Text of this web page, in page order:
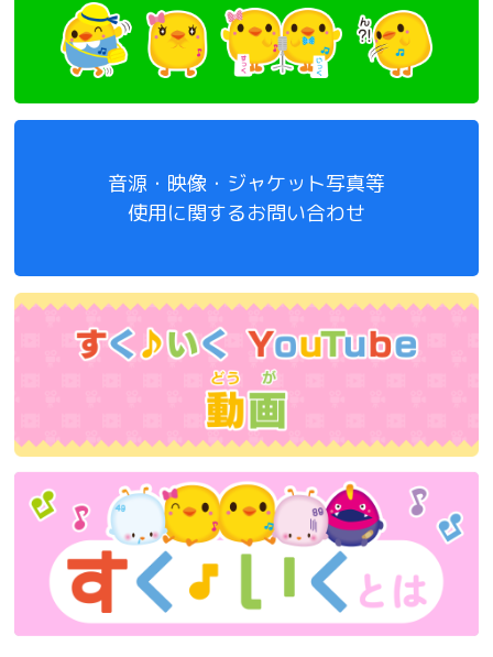
音源・映像・ジャケット写真等
使用に関するお問い合わせ